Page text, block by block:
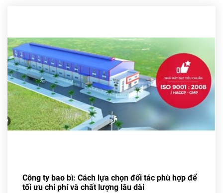
Công ty bao bì: Cách lựa chọn đối tác phù hợp để
tối ưu chi phí và chất lượng lâu dài